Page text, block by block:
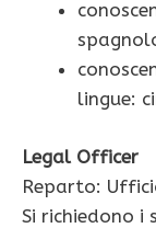
lingue:
Legal Officer
Reparto:
Si richiedono i